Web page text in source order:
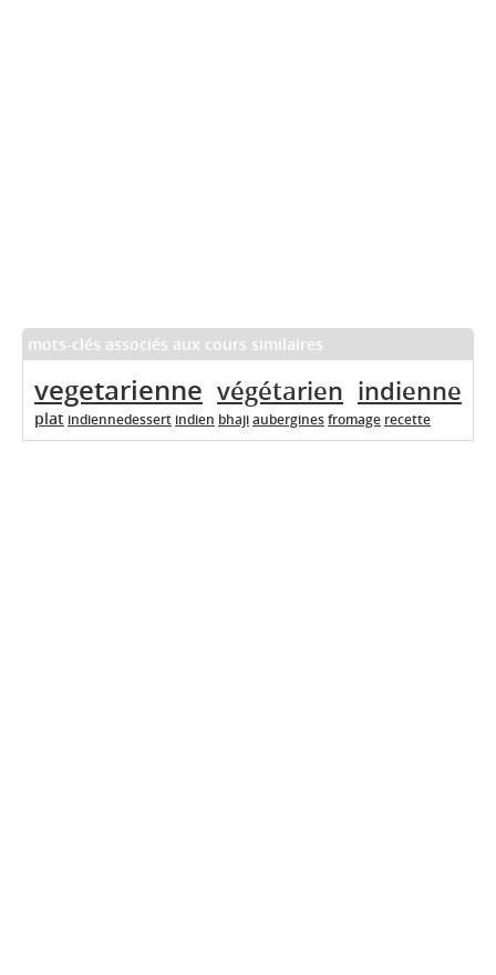
mots-clés associés aux cours similaires
vegetarienne végétarien indienne
plat indiennedessert indien bhajiauberginesfromage recette